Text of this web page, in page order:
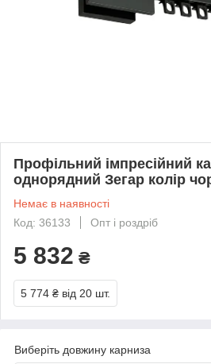
Профільний імпресійний
однорядний Зегар колір
Немає в наявності
Код: 36133
Опт і роздріб
5 832 ₴
5 774 ₴ від 20 шт.
Виберіть довжину карниза